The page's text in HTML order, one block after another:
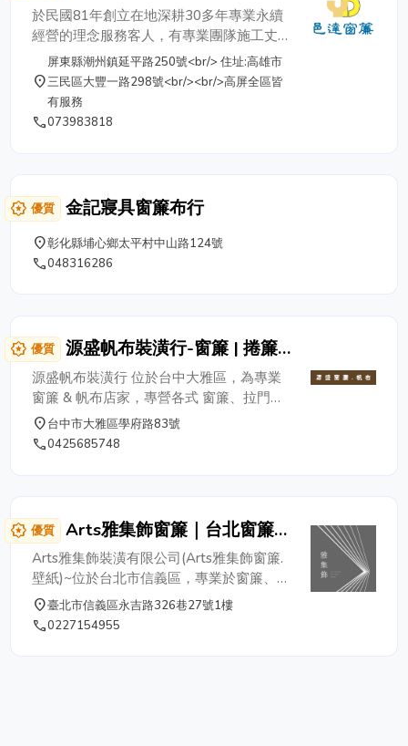
於民國81年創立在地深耕30多年專業永續
經營的理念服務客人，有專業團隊施工丈
量，提供專業窗簾知識的建議、多年施工經
驗服務且協助客戶打造符合理想溫馨跟藝術
美窗簾相關產品，提供多樣化商品、完善的
售後服務。 居家品味與個人風格是生活中
和努力。 ? 地址 屏東店：屏東縣潮州鎮延
平路250號 ☎️TEL：+886 (08) 780-1622
高雄店：高雄市三民區大豐一路298號
☎️TEL：+886 (07) 398-3818
place
屏東縣潮州鎮延平路250號<br/> 住址:高雄市
三民區大豐一路298號<br/><br/>高屏全區皆
有服務
phone073983818
award_star 優質 金記寢具窗簾布行
place彰化縣埔心鄉太平村中山路124號
phone048316286
award_star 優質
源盛帆布裝潢行-窗簾 | 捲簾 |
活動車庫 | 天龍帆布
源盛帆布裝潢行 位於台中大雅區，為專業
窗簾 & 帆布店家，專營各式 窗簾、拉門、
捲簾、調光捲簾、各式帆布、停車場遮陽
網、活動車庫 等相關產品的設計安裝，我
念，價位合理實在。 提供各式帆布、窗簾
設計安裝服務，現場丈量 / 估價，歡迎來電
04-25685748 源盛帆布裝潢行 統編：
93905987 拉門 | 捲簾 | 窗簾 | 垂直簾 | 帆
布 | 天龍帆布 | 活動車庫 | 停車場遮陽網 電
話：04-25685748 行動：0932-568030
劉先生 LINE ID：0932568030 地址：台中
place台中市大雅區學府路83號
phone0425685748
award_star 優質
Arts雅集飾窗簾｜台北窗簾訂
製｜居家布藝、壁紙、地板
Arts雅集飾裝潢有限公司(Arts雅集飾窗簾.
壁紙)~位於台北市信義區，專業於窗簾、地
磚、壁紙、居家裝修，擁有多年窗簾施工、
室內裝修經驗，設計過大大小小的住家、商
place臺北市信義區永吉路326巷27號1樓
phone0227154955